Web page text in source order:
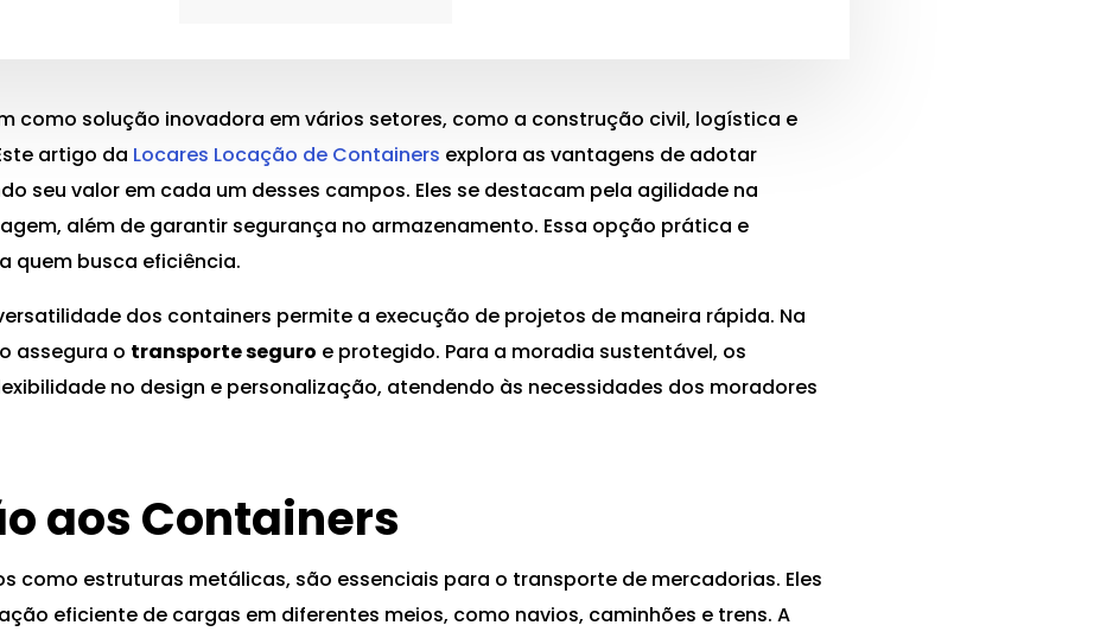
como solução inovadora em vários setores, como a construção civil, logística e
artigo da Locares Locação de Containers explora as vantagens de adotar
seu valor em cada um desses campos. Eles se destacam pela agilidade na
além de garantir segurança no armazenamento. Essa opção prática e
quem busca eficiência.
dos containers permite a execução de projetos de maneira rápida. Na
assegura o transporte seguro e protegido. Para a moradia sustentável, os
no design e personalização, atendendo às necessidades dos moradores
aos Containers
como estruturas metálicas, são essenciais para o transporte de mercadorias. Eles
eficiente de cargas em diferentes meios, como navios, caminhões e trens. A